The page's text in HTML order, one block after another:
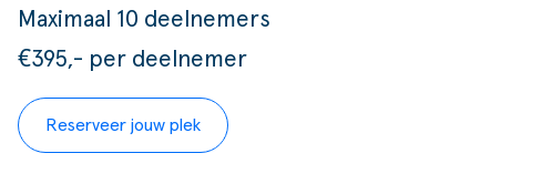
Maximaal 10 deelnemers
€395,- per deelnemer
Reserveer jouw plek